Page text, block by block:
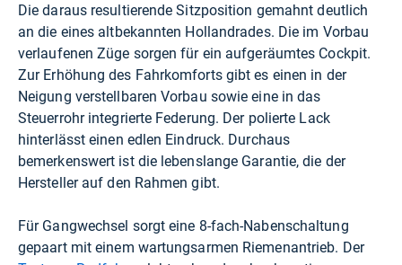
Die daraus resultierende Sitzposition gemahnt deutlich
an die eines altbekannten Hollandrades. Die im Vorbau
verlaufenen Züge sorgen für ein aufgeräumtes Cockpit.
Zur Erhöhung des Fahrkomforts gibt es einen in der
Neigung verstellbaren Vorbau sowie eine in das
Steuerrohr integrierte Federung. Der polierte Lack
hinterlässt einen edlen Eindruck. Durchaus
bemerkenswert ist die lebenslange Garantie, die der
Hersteller auf den Rahmen gibt.
Für Gangwechsel sorgt eine 8-fach-Nabenschaltung
gepaart mit einem wartungsarmen Riemenantrieb. Der